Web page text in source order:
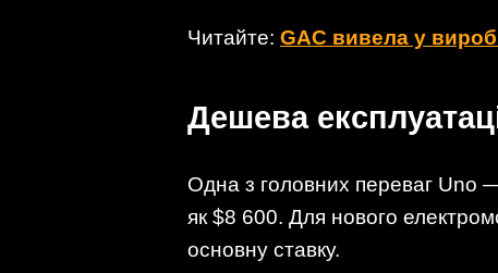
Читайте: GAC вивела у
Дешева
Одна з головних переваг Uno
як $8 600. Для нового
основну ставку.